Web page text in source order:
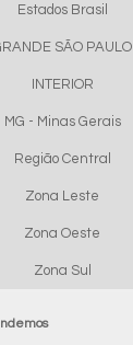
Estados Brasil
SÃO PAULO
INTERIOR
MG - Minas Gerais
Região Central
Zona Leste
Zona Oeste
Zona Sul